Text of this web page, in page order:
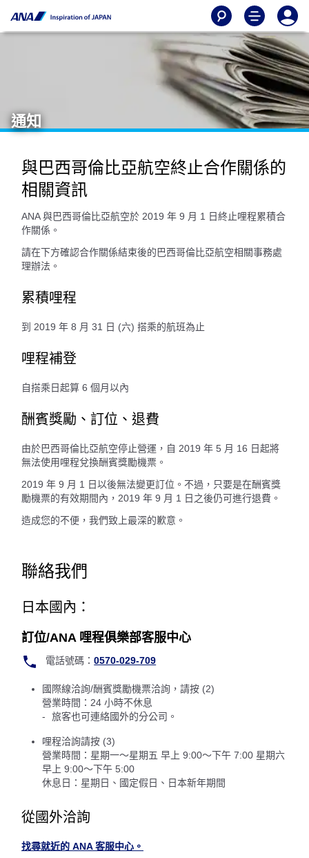
通知
與巴西哥倫比亞航空終止合作關係的
相關資訊
ANA 與巴西哥倫比亞航空於 2019 年 9 月 1 日終止哩程累積合
作關係。
請在下方確認合作關係結束後的巴西哥倫比亞航空相關事務處
理辦法。
累積哩程
到 2019 年 8 月 31 日 (六) 搭乘的航班為止
哩程補登
自搭乘日起算 6 個月以內
酬賓獎勵、訂位、退費
由於巴西哥倫比亞航空停止營運，自 2019 年 5 月 16 日起將
無法使用哩程兌換酬賓獎勵機票。
2019 年 9 月 1 日以後無法變更訂位。不過，只要是在酬賓獎
勵機票的有效期間內，2019 年 9 月 1 日之後仍可進行退費。
造成您的不便，我們致上最深的歉意。
聯絡我們
日本國內：
訂位/ANA 哩程俱樂部客服中心
電話號碼：0570-029-709
國際線洽詢/酬賓獎勵機票洽詢，請按 (2)
營業時間：24 小時不休息
旅客也可連絡國外的分公司。
哩程洽詢請按 (3)
營業時間：星期一～星期五 早上 9:00～下午 7:00 星期六
早上 9:00～下午 5:00
休息日：星期日、國定假日、日本新年期間
從國外洽詢
找尋就近的 ANA 客服中心。